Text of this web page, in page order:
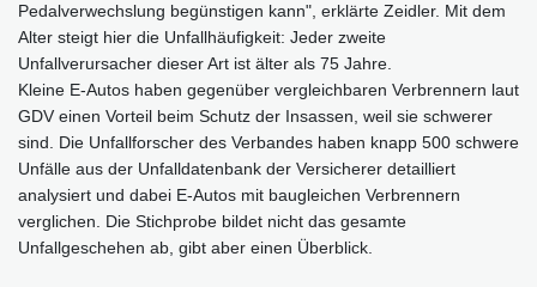
Pedalverwechslung begünstigen kann", erklärte Zeidler. Mit dem
Alter steigt hier die Unfallhäufigkeit: Jeder zweite
Unfallverursacher dieser Art ist älter als 75 Jahre.
Kleine E-Autos haben gegenüber vergleichbaren Verbrennern laut
GDV einen Vorteil beim Schutz der Insassen, weil sie schwerer
sind. Die Unfallforscher des Verbandes haben knapp 500 schwere
Unfälle aus der Unfalldatenbank der Versicherer detailliert
analysiert und dabei E-Autos mit baugleichen Verbrennern
verglichen. Die Stichprobe bildet nicht das gesamte
Unfallgeschehen ab, gibt aber einen Überblick.